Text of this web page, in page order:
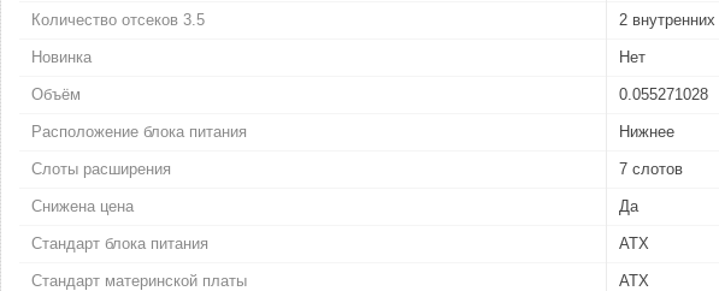
Количество отсеков 3.5 2 внутренних
Новинка Нет
Объём 0.055271028
Расположение блока питания Нижнее
Слоты расширения 7 слотов
Снижена цена Да
Стандарт блока питания ATX
Стандарт материнской платы ATX